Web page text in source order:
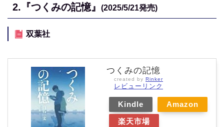
2. 『つくみの記憶』 (2025/5/21発売)
双葉社
つくみの記憶
created by Rinker
レビューリンク
Kindle
Amazon
楽天市場